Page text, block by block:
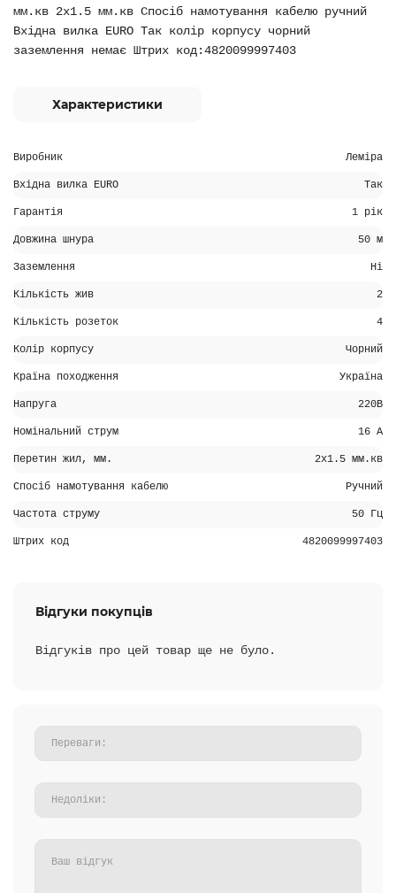
мм.кв 2х1.5 мм.кв Спосіб намотування кабелю ручний
Вхідна вилка EURO Так колір корпусу чорний
заземлення немає Штрих код:4820099997403
Характеристики
Виробник Леміра
Вхідна вилка EURO Так
Гарантія 1 рік
Довжина шнура 50 м
Заземлення Ні
Кількість жив 2
Кількість розеток 4
Колір корпусу Чорний
Країна походження Україна
Напруга 220В
Номінальний струм 16 А
Перетин жил, мм. 2х1.5 мм.кв
Спосіб намотування кабелю Ручний
Частота струму 50 Гц
Штрих код 4820099997403
Відгуки покупців
Відгуків про цей товар ще не було.